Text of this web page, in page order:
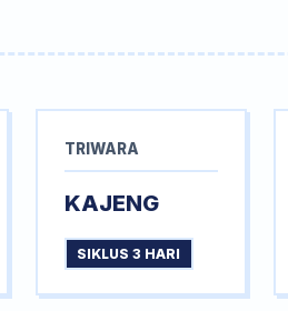
TRIWARA
KAJENG
SIKLUS 3 HARI